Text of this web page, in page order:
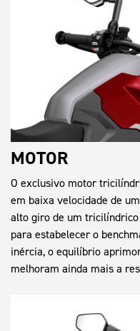
MOTOR
O exclusivo motor
em baixa velocidade de
alto giro de um
para estabelecer o
inércia, o equilíbrio
melhoram ainda mais a